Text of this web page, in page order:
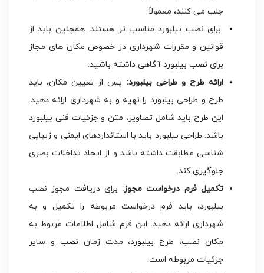
جلب می کنند، معمولاً
برای نصب بیلبورد مناسب تر هستند. همچنین باید از
قوانین و مقررات شهرداری در خصوص مکان های مجاز
برای نصب بیلبورد آگاهی داشته باشید.
ارائه طرح و طراحی بیلبورد: پس از تعیین مکان، باید
طرح و طراحی بیلبورد را تهیه و به شهرداری ارائه دهید.
این طرح باید شامل تصاویر، متن و جزئیات فنی بیلبورد
باشد. طراحی بیلبورد باید با استانداردهای ایمنی و زیبایی
شناسی مطابقت داشته باشد و از ایجاد تداخلات بصری
جلوگیری کند.
تکمیل فرم درخواست مجوز: برای دریافت مجوز نصب
بیلبورد، باید فرم درخواست مربوطه را تکمیل و به
شهرداری ارائه دهید. این فرم شامل اطلاعات مربوط به
مکان نصب، طرح بیلبورد، مدت زمان نصب و سایر
جزئیات مربوطه است.